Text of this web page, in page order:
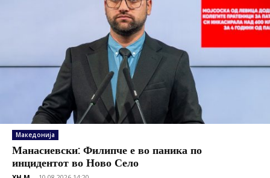
Македонија
Манасиевски: Филипче е во паника по
инцидентот во Ново Село